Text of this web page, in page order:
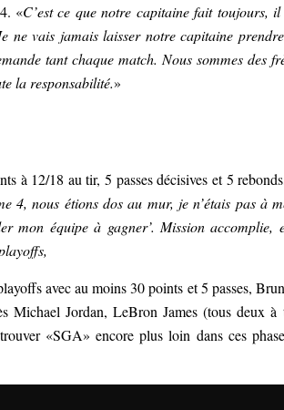
«C’est ce que notre capitaine fait toujours,
ne vais jamais laisser notre capitaine
tant chaque match. Nous sommes des
la responsabilité.»
à 12/18 au tir, 5 passes décisives et 5
4, nous étions dos au mur, je n’étais pas à
mon équipe à gagner’. Mission
avec au moins 30 points et 5 passes,
Michael Jordan, LeBron James (tous deux
«SGA» encore plus loin dans ces